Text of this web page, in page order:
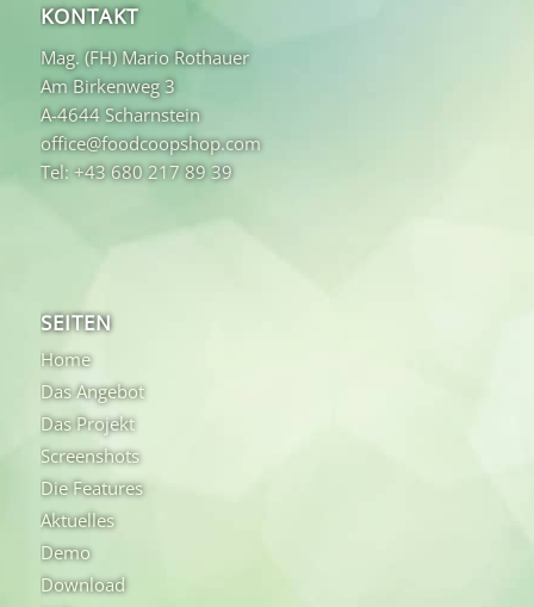
KONTAKT
Mag. (FH) Mario Rothauer
Am Birkenweg 3
A-4644 Scharnstein
office@foodcoopshop.com
Tel: +43 680 217 89 39
SEITEN
Home
Das Angebot
Das Projekt
Screenshots
Die Features
Aktuelles
Demo
Download